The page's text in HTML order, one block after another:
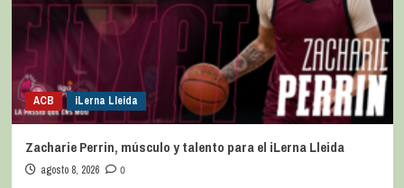
ACB iLerna Lleida
Zacharie Perrin, músculo y talento para el iLerna Lleida
agosto 8, 2026 0